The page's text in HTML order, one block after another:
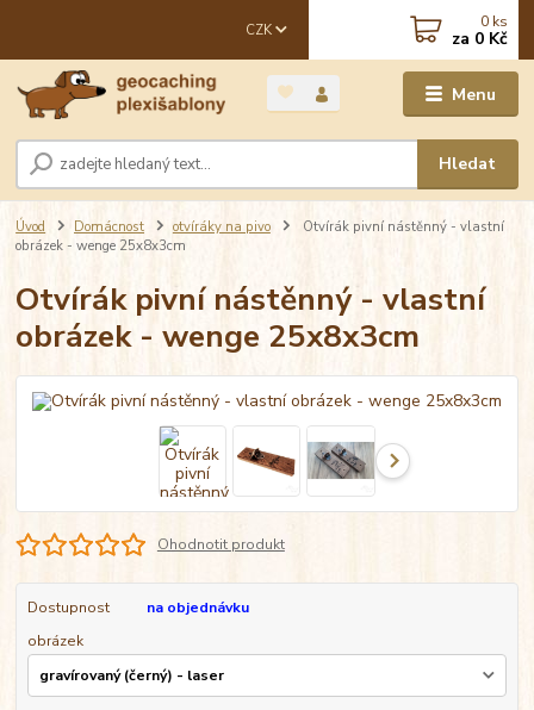
Menu
CZK
Hledat
0 ks
za 0 Kč
Úvod Domácnost otvíráky na pivo
Otvírák pivní nástěnný - vlastní
obrázek - wenge 25x8x3cm
Otvírák pivní nástěnný - vlastní
obrázek - wenge 25x8x3cm
Ohodnotit produkt
Dostupnost
na objednávku
obrázek